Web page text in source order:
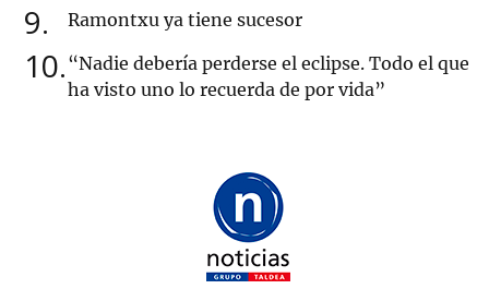
9 Ramontxu ya tiene sucesor
10 “Nadie debería perderse el eclipse. Todo el que
ha visto uno lo recuerda de por vida”